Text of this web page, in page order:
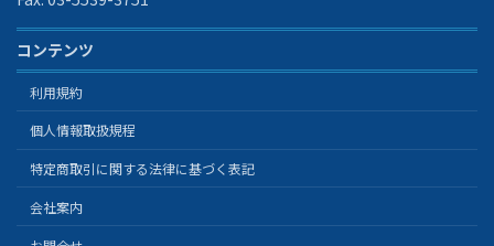
コンテンツ
利用規約
個人情報取扱規程
特定商取引に関する法律に基づく表記
会社案内